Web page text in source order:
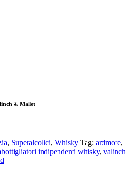
& Mallet
, Superalcolici, Whisky Tag: ardmore,
indipendenti whisky, valinch